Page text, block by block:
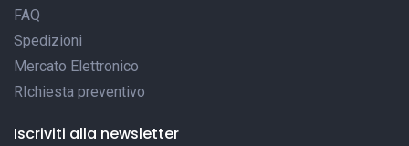
FAQ
Spedizioni
Mercato Elettronico
RIchiesta preventivo
Iscriviti alla newsletter